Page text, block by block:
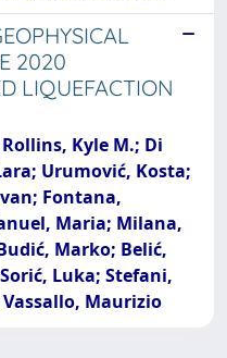
2020
LIQUEFACTION
Kyle M.; Di
Urumović, Kosta;
Fontana,
Maria; Milana,
Marko; Belić,
Luka; Stefani,
Maurizio